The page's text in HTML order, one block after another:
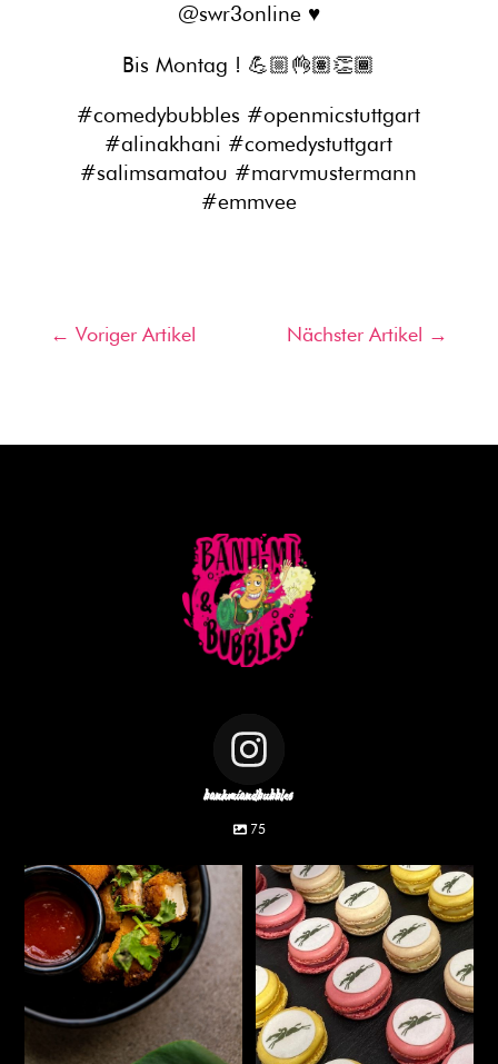
@swr3online ♥️
Bis Montag ! 💪🏼👌🏽👏🏾
#comedybubbles #openmicstuttgart
#alinakhani #comedystuttgart
#salimsamatou #marvmustermann
#emmvee
← Voriger Artikel Nächster Artikel →
banhmiandbubbles
75